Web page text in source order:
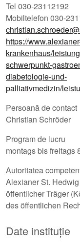
Tel 030-23112192
Mobiltelefon 030-
https://
krankenhaus/
schwerpunkt-
diabetologie-und-
palliativmedizin/
Persoană de contact
Christian Schröder
Program de lucru
montags bis freitags
Autoritatea
Alexianer St.
öffentlicher Träger
des öffentlichen
Date instituție